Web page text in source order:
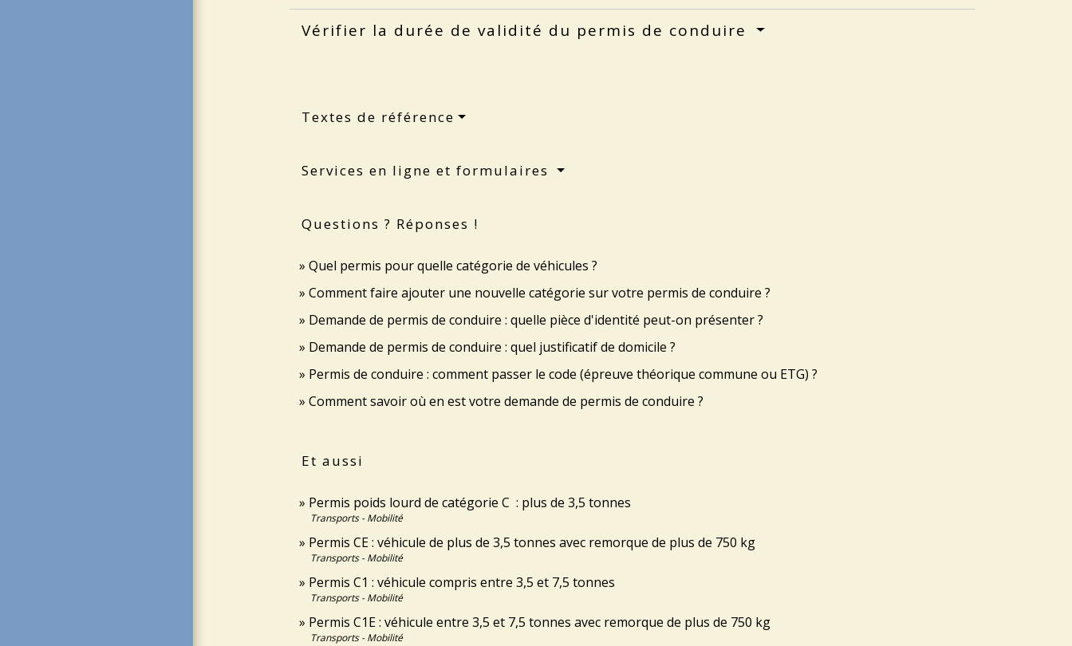
Vérifier la durée de validité du permis de conduire
Textes de référence
Services en ligne et formulaires
Questions ? Réponses !
Quel permis pour quelle catégorie de véhicules ?
Comment faire ajouter une nouvelle catégorie sur votre permis de conduire ?
Demande de permis de conduire : quelle pièce d'identité peut-on présenter ?
Demande de permis de conduire : quel justificatif de domicile ?
Permis de conduire : comment passer le code (épreuve théorique commune ou ETG) ?
Comment savoir où en est votre demande de permis de conduire ?
Et aussi
Permis poids lourd de catégorie C : plus de 3,5 tonnes
Transports - Mobilité
Permis CE : véhicule de plus de 3,5 tonnes avec remorque de plus de 750 kg
Transports - Mobilité
Permis C1 : véhicule compris entre 3,5 et 7,5 tonnes
Transports - Mobilité
Permis C1E : véhicule entre 3,5 et 7,5 tonnes avec remorque de plus de 750 kg
Transports - Mobilité